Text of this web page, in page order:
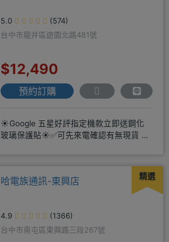
5.0
(574)
台中市龍井區遊園北路481號
$12,490
預約訂購
☀️Google 五星好評指定機款立即送鋼化
玻璃保護貼☀️✅可先來電確認有無現貨 ☎️
精選
哈電族通訊-東興店
4.9
(1366)
台中市南屯區東興路三段267號